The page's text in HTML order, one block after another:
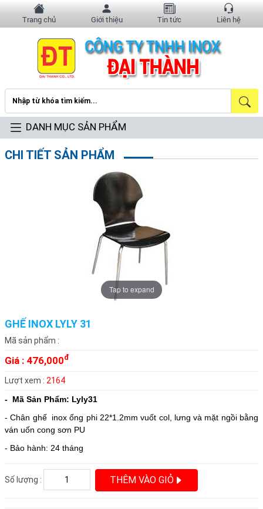
Trang chủ Giới thiệu Tin tức Liên hệ
DANH MỤC SẢN PHẨM
CHI TIẾT SẢN PHẨM
Tap to expand
GHẾ INOX LYLY 31
Mã sản phẩm :
Giá : 476,000đ
Lượt xem : 2164
- Mã Sản Phẩm: Lyly31
- Chân ghế inox ống phi 22*1.2mm vuốt col, lưng và mặt ngồi bằng
ván uốn cong sơn PU
- Bảo hành: 24 tháng
Số lượng : THÊM VÀO GIỎ